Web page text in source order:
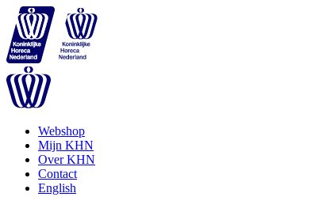
Webshop
Mijn KHN
Over KHN
Contact
English